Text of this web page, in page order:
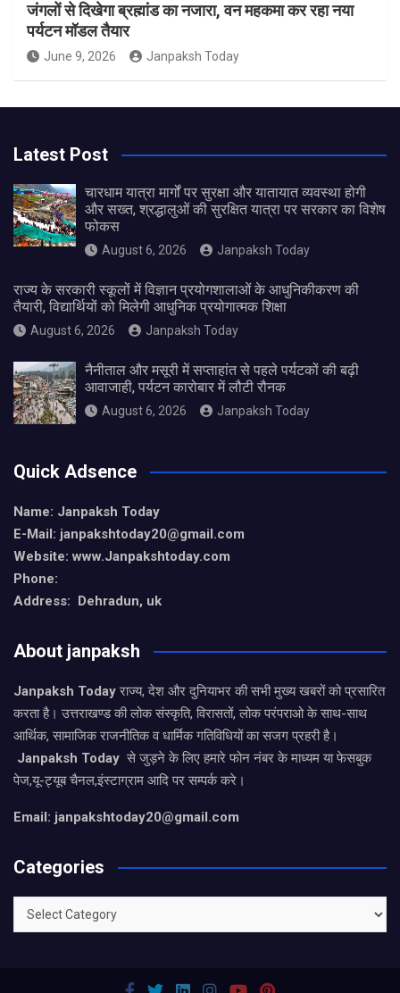
जंगलों से दिखेगा ब्रह्मांड का नजारा, वन महकमा कर रहा नया
पर्यटन मॉडल तैयार
June 9, 2026 Janpaksh Today
Latest Post
चारधाम यात्रा मार्गों पर सुरक्षा और यातायात व्यवस्था होगी
और सख्त, श्रद्धालुओं की सुरक्षित यात्रा पर सरकार का विशेष
फोकस
August 6, 2026 Janpaksh Today
राज्य के सरकारी स्कूलों में विज्ञान प्रयोगशालाओं के आधुनिकीकरण की
तैयारी, विद्यार्थियों को मिलेगी आधुनिक प्रयोगात्मक शिक्षा
August 6, 2026 Janpaksh Today
नैनीताल और मसूरी में सप्ताहांत से पहले पर्यटकों की बढ़ी
आवाजाही, पर्यटन कारोबार में लौटी रौनक
August 6, 2026 Janpaksh Today
Quick Adsence
Name: Janpaksh Today
E-Mail: janpakshtoday20@gmail.com
Website: www.Janpakshtoday.com
Phone:
Address: Dehradun, uk
About janpaksh
Janpaksh Todayराज्य, देश और दुनियाभर की सभी मुख्य खबरों को प्रसारित
करता है। उत्तराखण्ड की लोक संस्कृति, विरासतों, लोक परंपराओ के साथ-साथ
आर्थिक, सामाजिक राजनीतिक व धार्मिक गतिविधियों का सजग प्रहरी है।
Janpaksh Today से जुड़ने के लिए हमारे फोन नंबर के माध्यम या फेसबुक
पेज,यू-ट्यूब चैनल,इंस्टाग्राम आदि पर सम्पर्क करे।
Email: janpakshtoday20@gmail.com
Categories
Categories